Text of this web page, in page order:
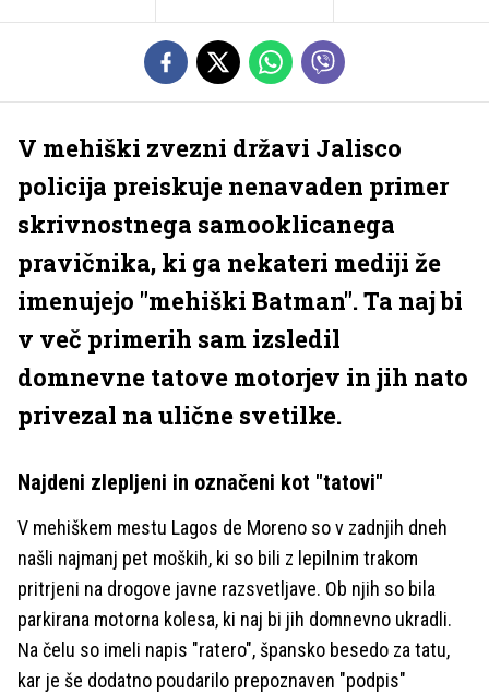
V mehiški zvezni državi Jalisco
policija preiskuje nenavaden primer
skrivnostnega samooklicanega
pravičnika, ki ga nekateri mediji že
imenujejo "mehiški Batman". Ta naj bi
v več primerih sam izsledil
domnevne tatove motorjev in jih nato
privezal na ulične svetilke.
Najdeni zlepljeni in označeni kot "tatovi"
V mehiškem mestu Lagos de Moreno so v zadnjih dneh
našli najmanj pet moških, ki so bili z lepilnim trakom
pritrjeni na drogove javne razsvetljave. Ob njih so bila
parkirana motorna kolesa, ki naj bi jih domnevno ukradli.
Na čelu so imeli napis "ratero", špansko besedo za tatu,
kar je še dodatno poudarilo prepoznaven "podpis"